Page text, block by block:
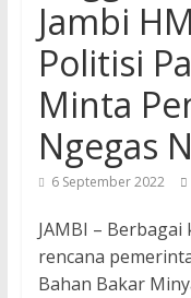
Jambi
Politisi
Minta
Ngegas
6 September 2022
JAMBI –
rencana
Bahan Bakar